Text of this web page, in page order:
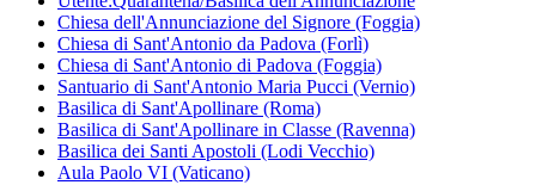
Chiesa dell'Annunciazione del Signore (Foggia)
Chiesa di Sant'Antonio da Padova (Forlì)
Chiesa di Sant'Antonio di Padova (Foggia)
Santuario di Sant'Antonio Maria Pucci (Vernio)
Basilica di Sant'Apollinare (Roma)
Basilica di Sant'Apollinare in Classe (Ravenna)
Basilica dei Santi Apostoli (Lodi Vecchio)
Aula Paolo VI (Vaticano)